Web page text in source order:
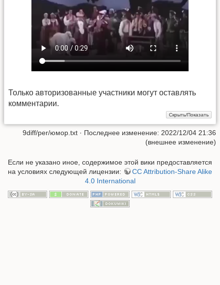
Только авторизованные участники могут оставлять
комментарии.
9diff/per/юмор.txt · Последнее изменение: 2022/12/04 21:36
(внешнее изменение)
Если не указано иное, содержимое этой вики предоставляется
на условиях следующей лицензии:
CC Attribution-Share Alike
4.0 International